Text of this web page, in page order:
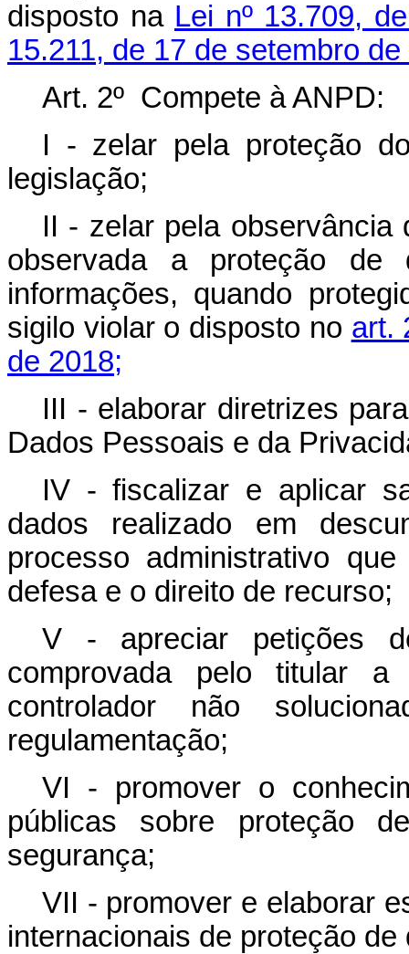
disposto na Lei nº 13.709,
15.211, de 17 de setembro de
Art. 2º Compete à ANPD:
I - zelar pela proteção
legislação;
II - zelar pela observância
observada a proteção
informações, quando
sigilo violar o disposto no art.
de 2018;
III - elaborar diretrizes
Dados Pessoais e da
IV - fiscalizar e aplicar
dados realizado em
processo administrativo
defesa e o direito de recurso;
V - apreciar petições
comprovada pelo titular a
controlador não
regulamentação;
VI - promover o
públicas sobre proteção
segurança;
VII - promover e elaborar
internacionais de proteção